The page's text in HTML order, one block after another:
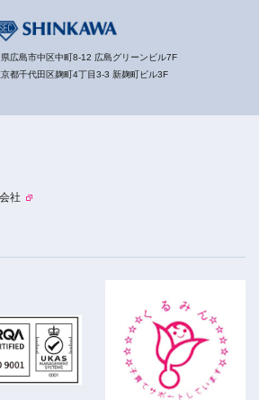
広島市中区中町8-12 広島グリーンビル7F
都千代田区麹町4丁目3-3 新麹町ビル3F
社